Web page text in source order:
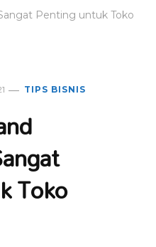
Penting untuk Toko
TIPS BISNIS
Toko